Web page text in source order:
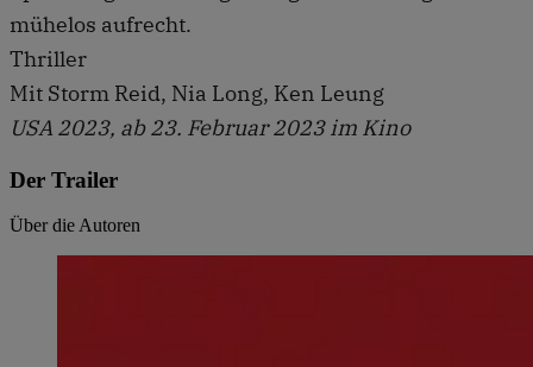
mühelos aufrecht.
Thriller
Mit Storm Reid, Nia Long, Ken Leung
USA 2023, ab 23. Februar 2023 im Kino
Der Trailer
Über die Autoren